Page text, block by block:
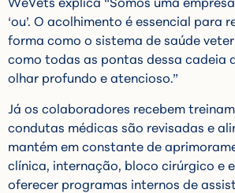
‘ou’. O acolhimento é essencial para
forma como o sistema de saúde
como todas as pontas dessa cadeia
olhar profundo e atencioso.”
Já os colaboradores recebem
condutas médicas são revisadas e
mantém em constante de
clínica, internação, bloco cirúrgico e
oferecer programas internos de